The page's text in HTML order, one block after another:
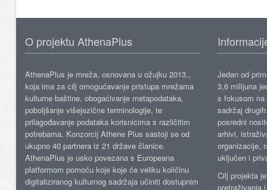
O projektu AthenaPlus
AthenaPlus je mreža, osnovana u ožujku 2013.,
koja ima za cilj omogućavanje pristupa mrežama
kulturne baštine, obogaćivanje metapodataka,
poboljšanje višejezične terminologije, te
prilagođavanje podataka korisnicima s različitim
potrebama. Konzorcij Athene Plus sastoji se od
ukupno 40 partnera iz 21 države članice.
AthenaPlus je usko povezana s Europeana
platformom pomoću koje koje će veliku količinu
digitaliziranog kulturnog sadržaja učiniti dostupnim
Jedan od
3,6 milijuna
s fokusom
sadržaj
posredni
arhivi,
organizacije,
uključen i
Cilj projekta
pretraživanja